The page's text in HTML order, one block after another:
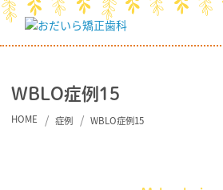
WBLO症例15
HOME 症例 WBLO症例15